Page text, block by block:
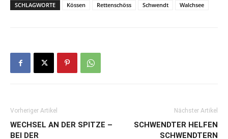
SCHLAGWORTE Kössen Rettenschöss Schwendt Walchsee
Vorheriger Artikel
WECHSEL AN DER SPITZE –
BEI DER
Nächster Artikel
SCHWENDTER HELFEN
SCHWENDTERN